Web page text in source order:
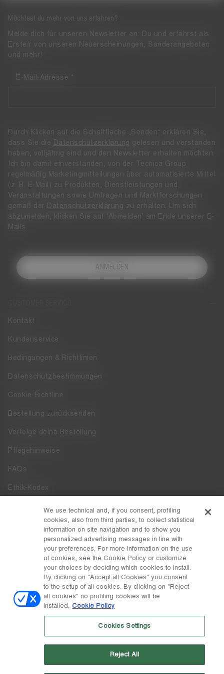
Kontakt
Kundenservice
Bedingungen & Richtlinien
Datenschutzbestimmungen
Cookie-Richtline
Bestellung zurücksenden
Verfolge deine Bestellung
Pflegehinweise
FAQs
Ethik-Kodex
Whistleblowing
Zugänglichkeit
DISCOVER MOON BOOT
Facebook
LAND / WÄHRUNG
Belgien / € ändern
S.p.A. untersteht. Sitz in Giavera del Montello (TV) - Via Fante d'Italia
n. 56 | Grundkapital € 38.533.835,00 voll eingezahlt | Unternehmen
Möchtest du mehr von uns erfahren?
Melde dich für unseren Newsletter an: Du und erfährst als
Erste/r von unseren Neuerscheinungen, Sonderangeboten
und mehr!
E-Mail-Adresse
Durch Klicken auf die Schaltfläche „Senden“ erklären Sie,
dass Sie die Datenschutzerklärung gelesen und verstanden
haben, volljährig sind und den Newsletter erhalten möchten.
Ich bin damit einverstanden, von der Tecnica Group
regelmäßig Marketingmitteilungen über automatisierte Mittel
(z. B. E-Mail) zu Produkten, Dienstleistungen und
Veranstaltungen sowie Umfragen und Marktforschungen
gemäß der Datenschutzerklärung zu erhalten. Um sich
abzumelden, klicken Sie auf 'Abmelden' am Ende unserer E-
Mails.
ANMELDEN
We use technical and, if you consent, profiling
cookies, also from third parties, to collect statistical
information on site navigation and to show you
personalized advertising messages in line with
your preferences. For more information on the use
of cookies, see the Cookie Policy or customize
your choices by deciding which cookies to install.
By clicking on "Accept all Cookies" you consent
to the setup of all cookies. By clicking on "Reject
all cookies" no profiling cookies will be
installed. Cookie Policy
Cookies Settings
Reject All